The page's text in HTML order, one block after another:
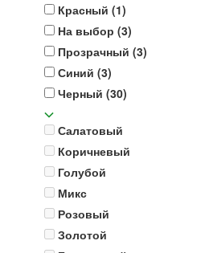
Красный (1)
На выбор (3)
Прозрачный (3)
Синий (3)
Черный (30)
Салатовый
Коричневый
Голубой
Микс
Розовый
Золотой